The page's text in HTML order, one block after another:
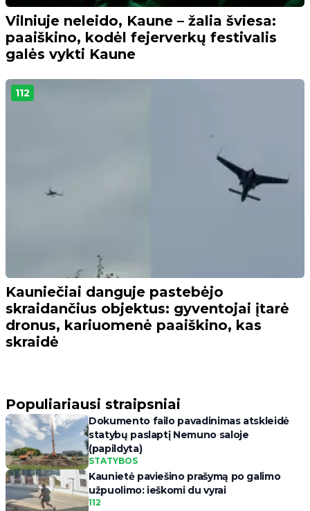
Vilniuje neleido, Kaune – žalia šviesa:
paaiškino, kodėl fejerverkų festivalis
galės vykti Kaune
112
Kauniečiai danguje pastebėjo
skraidančius objektus: gyventojai įtarė
dronus, kariuomenė paaiškino, kas
skraidė
Populiariausi straipsniai
Dokumento failo pavadinimas atskleidė
statybų paslaptį Nemuno saloje
(papildyta)
STATYBOS
Kaunietė paviešino prašymą po galimo
užpuolimo: ieškomi du vyrai
112